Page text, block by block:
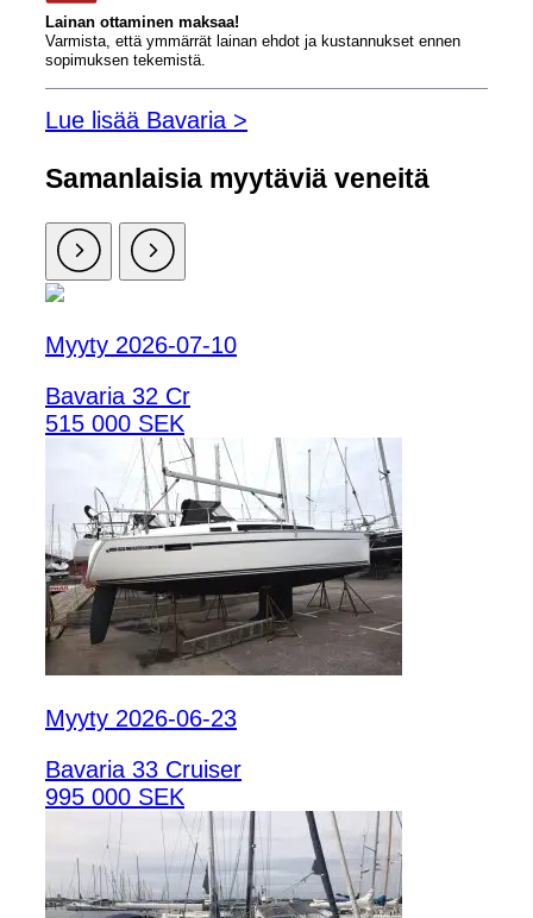
Lainan ottaminen maksaa!
Varmista, että ymmärrät lainan ehdot ja kustannukset ennen
sopimuksen tekemistä.
Lue lisää Bavaria >
Samanlaisia ​​myytäviä veneitä
Myyty 2026-07-10
Bavaria 32 Cr
515 000 SEK
Myyty 2026-06-23
Bavaria 33 Cruiser
995 000 SEK